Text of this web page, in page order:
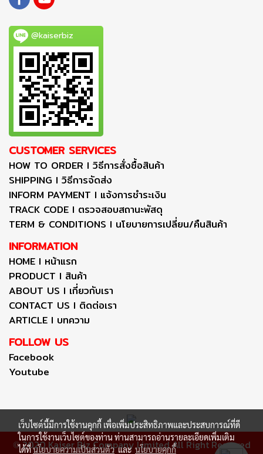
@kaiserbiz
CUSTOMER SERVICES
HOW TO ORDER I วิธีการสั่งซื้อสินค้า
SHIPPING I วิธีการจัดส่ง
INFORM PAYMENT I แจ้งการชำระเงิน
TRACK CODE I ตรวจสอบสถานะพัสดุ
TERM & CONDITIONS I นโยบายการเปลี่ยน/คืนสินค้า
INFORMATION
HOME I หน้าแรก
PRODUCT I สินค้า
ABOUT US I เกี่ยวกับเรา
CONTACT US I ติดต่อเรา
ARTICLE I บทความ
FOLLOW US
Facebook
Youtube
©2020 Kaiser Biz Company Limited All Right Reserved
เว็บไซต์นี้มีการใช้งานคุกกี้ เพื่อเพิ่มประสิทธิภาพและประสบการณ์ที่ดี
ในการใช้งานเว็บไซต์ของท่าน ท่านสามารถอ่านรายละเอียดเพิ่มเติม
ได้ที่นโยบายความเป็นส่วนตัวและนโยบายคุกกี้